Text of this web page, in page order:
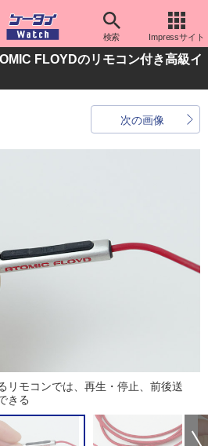
検索 Impressサイト
FLOYDのリモコン付き高級イ
次の画像
リモコンでは、再生・停止、前後送
きる